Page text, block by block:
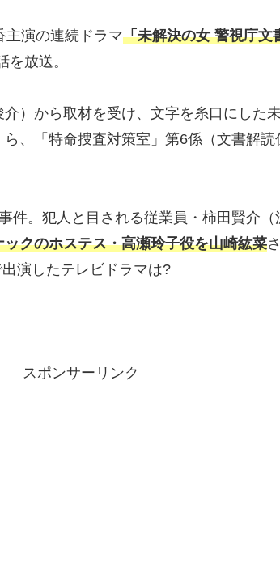
主演の連続ドラマ「未解決の女 警視庁文
を放送。
）から取材を受け、文字を糸口にした
、「特命捜査対策室」第6係（文書解
件。犯人と目される従業員・柿田賢介（
ックのホステス・高瀬玲子役を山崎紘菜
演したテレビドラマは?
スポンサーリンク